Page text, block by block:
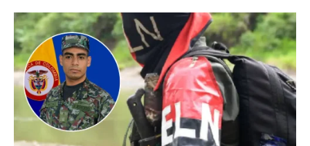
EMISIÓN 11:30 PM